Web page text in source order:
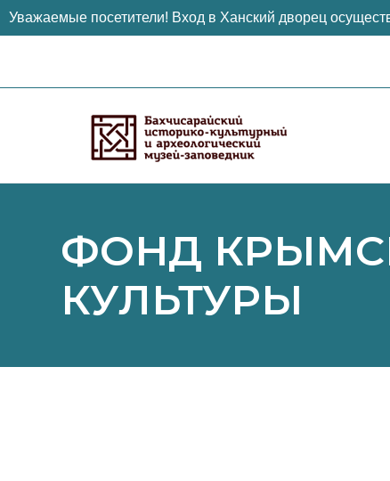
Уважаемые посетители! Вход в Ханский дворец
ФОНД
КУЛЬТУРЫ